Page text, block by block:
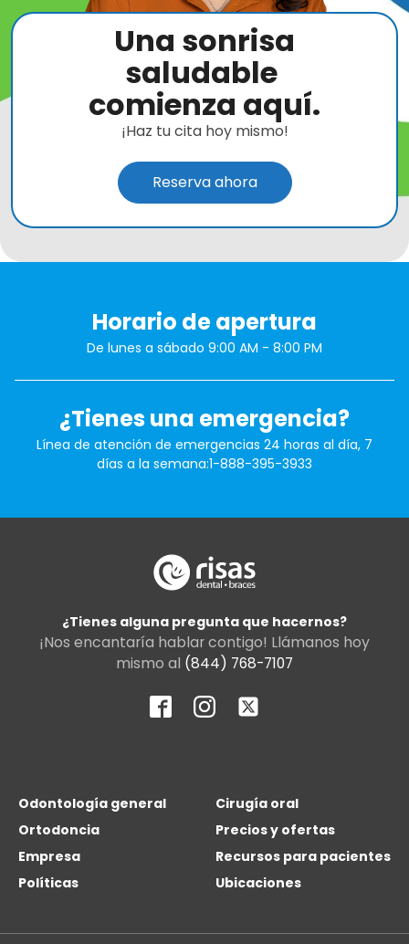
Una sonrisa
saludable
comienza aquí.
¡Haz tu cita hoy mismo!
Reserva ahora
Horario de apertura
De lunes a sábado 9:00 AM - 8:00 PM
¿Tienes una emergencia?
Línea de atención de emergencias 24 horas al día, 7
días a la semana:1-888-395-3933
¿Tienes alguna pregunta que hacernos?
¡Nos encantaría hablar contigo! Llámanos hoy
mismo al (844) 768-7107
Odontología general
Cirugía oral
Ortodoncia
Precios y ofertas
Empresa
Recursos para pacientes
Políticas
Ubicaciones